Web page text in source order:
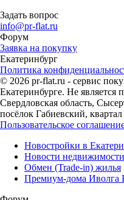
Задать вопрос
info@pr-flat.ru
Форум
Заявка на покупку
Екатеринбург
Политика
© 2026 pr-flat.ru - сервис
Екатеринбурге. Не является
Свердловская область,
посёлок Габиевский,
Пользовательское
Новостройки в
Новости недвижимости
Обмен (Trade-in) жилья
Премиум-дома Иволга